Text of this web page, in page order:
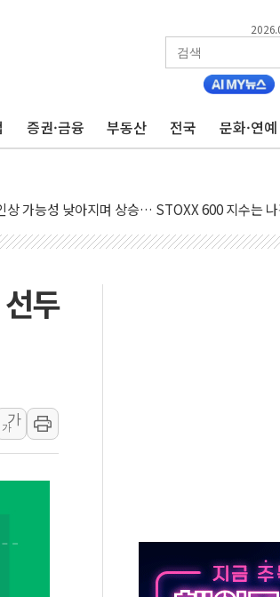
증권·금융 부동산 전국 문화·연예
최고치
의혹 소명" 요구
결 전망 우세
이스라엘·이란 위협에 맞설 자체 억지력 강화
트럼프 제동
상 '올스톱'… 美 해상봉쇄 영향
금리 인상 기대 후퇴
7359명 끝까지 찾겠다"
낮춰
시 '시끌'
…수도권 집중 완화 전환점"
두
가
가